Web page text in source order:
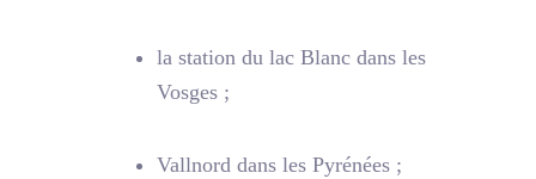
la station du lac Blanc dans les
Vosges ;
Vallnord dans les Pyrénées ;